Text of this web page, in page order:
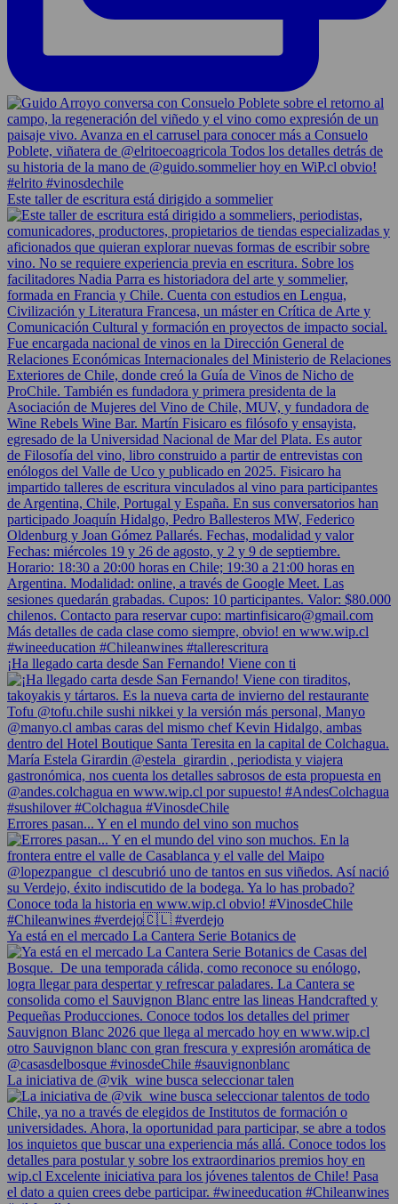
Este taller de escritura está dirigido a sommelier
¡Ha llegado carta desde San Fernando! Viene con ti
Errores pasan... Y en el mundo del vino son muchos
Ya está en el mercado La Cantera Serie Botanics de
La iniciativa de @vik_wine busca seleccionar talen